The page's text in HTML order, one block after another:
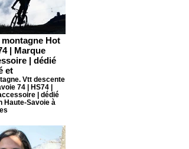
Hot
| Marque
| dédié
et
Vtt descente
74 | HS74 |
| dédié
Haute-Savoie à